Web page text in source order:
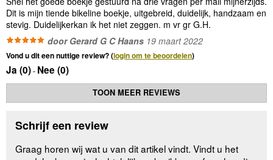
Dit is mijn tiende bikeline boekje, uitgebreid, duidelijk, handzaam en
stevig. Duidelijkerkan ik het niet zeggen. m vr gr G.H.
door Gerard G C Haans 19 maart 2022
Vond u dit een nuttige review? (login om te beoordelen)
Ja (0)- Nee (0)
TOON MEER REVIEWS
Schrijf een review
Graag horen wij wat u van dit artikel vindt. Vindt u het